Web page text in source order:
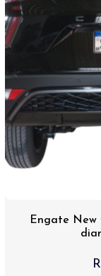
Engate New